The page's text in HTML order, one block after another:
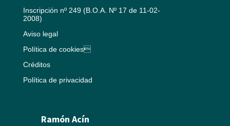
Inscripción nº 249 (B.O.A. Nº 17 de 11-02-
2008)
Aviso legal
Política de cookies
Créditos
Política de privacidad
Ramón Acín